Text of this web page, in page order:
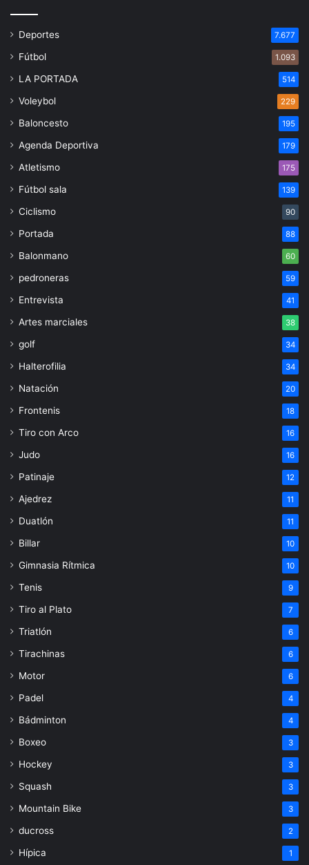
Deportes 7.677
Fútbol 1.093
LA PORTADA 514
Voleybol 229
Baloncesto 195
Agenda Deportiva 179
Atletismo 175
Fútbol sala 139
Ciclismo 90
Portada 88
Balonmano 60
pedroneras 59
Entrevista 41
Artes marciales 38
golf 34
Halterofilia 34
Natación 20
Frontenis 18
Tiro con Arco 16
Judo 16
Patinaje 12
Ajedrez 11
Duatlón 11
Billar 10
Gimnasia Rítmica 10
Tenis 9
Tiro al Plato 7
Triatlón 6
Tirachinas 6
Motor 6
Padel 4
Bádminton 4
Boxeo 3
Hockey 3
Squash 3
Mountain Bike 3
ducross 2
Hípica 1